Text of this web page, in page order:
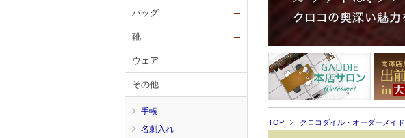
TOP クロコダイル・オーダーメイド
バッグ
靴
ウェア
その他
手帳
名刺入れ